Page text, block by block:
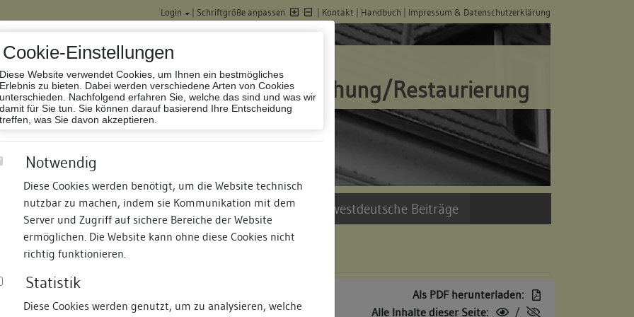
Cookie-Einstellungen
Diese Website verwendet Cookies, um Ihnen ein bestmögliches
Erlebnis zu bieten. Dabei werden verschiedene Arten von Cookies
unterschieden. Nachfolgend erfahren Sie, welche das sind und was wir
damit für Sie tun. Sie können darauf basierend Ihre Entscheidung
treffen, was Sie davon akzeptieren.
Notwendig
Diese Cookies werden benötigt, um die Website technisch
nutzbar zu machen, indem sie Kommunikation mit dem
Server und Zugriff auf sichere Bereiche der Website
ermöglichen. Die Website kann ohne diese Cookies nicht
richtig funktionieren.
Statistik
Diese Cookies werden genutzt, um zu analysieren, welche
Login | Schriftgröße anpassen | Kontakt | Handbuch | Impressum & Datenschutzerklärung
Datenbank Bauforschung/Restaurierung
Termine Suche Freie Bauforscher:innen Südwestdeutsche Beiträge
Als PDF herunterladen:
Alle Inhalte dieser Seite:
/